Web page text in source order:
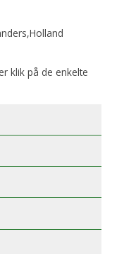
klik på de enkelte